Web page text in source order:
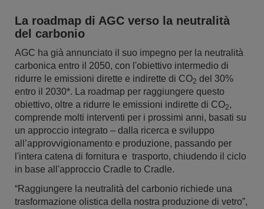
La roadmap di AGC verso la neutralità
del carbonio
AGC ha già annunciato il suo impegno per la neutralità
carbonica entro il 2050, con l'obiettivo intermedio di
ridurre le emissioni dirette e indirette di CO2 del 30%
entro il 2030*. La roadmap per raggiungere questo
obiettivo, oltre a ridurre le emissioni indirette di CO2,
comprende molti interventi per i prossimi anni, basati su
un approccio integrato – dalla ricerca e sviluppo
all’approvvigionamento e produzione, passando per
l'intera catena di fornitura e trasporto, chiudendo il ciclo
in base all'approccio Cradle to Cradle.
“Raggiungere la neutralità del carbonio richiede una
trasformazione olistica della nostra produzione di vetro”,